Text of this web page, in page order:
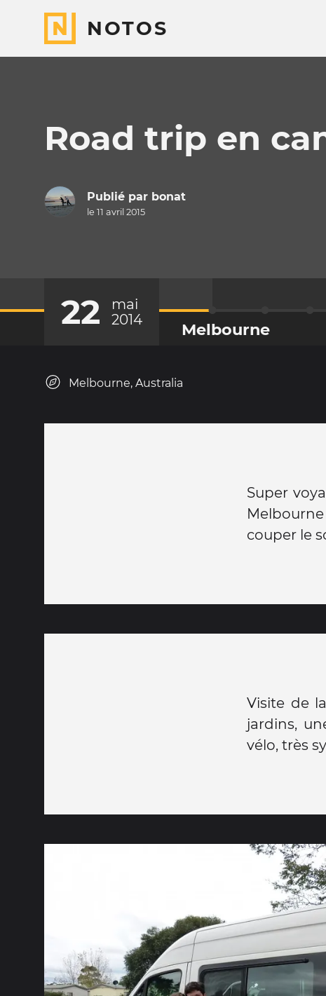
NOTOS
Road trip en
Publié par bonat
le 11 avril 2015
22
mai
2014
Melbourne
Melbourne, Australia
Super
couper le
Visite de
jardins,
vélo, très